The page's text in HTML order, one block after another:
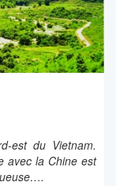
est du Vietnam.
avec la Chine est